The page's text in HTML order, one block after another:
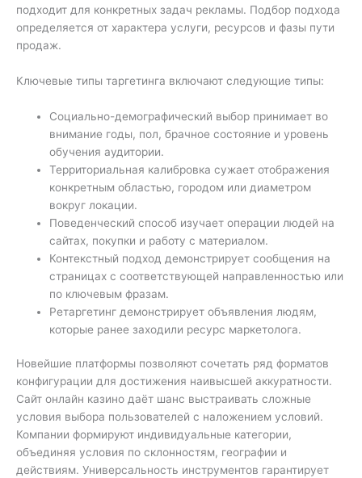
подходит для конкретных задач рекламы. Подбор подхода
определяется от характера услуги, ресурсов и фазы пути
продаж.
Ключевые типы таргетинга включают следующие типы:
Социально-демографический выбор принимает во
внимание годы, пол, брачное состояние и уровень
обучения аудитории.
Территориальная калибровка сужает отображения
конкретным областью, городом или диаметром
вокруг локации.
Поведенческий способ изучает операции людей на
сайтах, покупки и работу с материалом.
Контекстный подход демонстрирует сообщения на
страницах с соответствующей направленностью или
по ключевым фразам.
Ретаргетинг демонстрирует объявления людям,
которые ранее заходили ресурс маркетолога.
Новейшие платформы позволяют сочетать ряд форматов
конфигурации для достижения наивысшей аккуратности.
Сайт онлайн казино даёт шанс выстраивать сложные
условия выбора пользователей с наложением условий.
Компании формируют индивидуальные категории,
объединяя условия по склонностям, географии и
действиям. Универсальность инструментов гарантирует